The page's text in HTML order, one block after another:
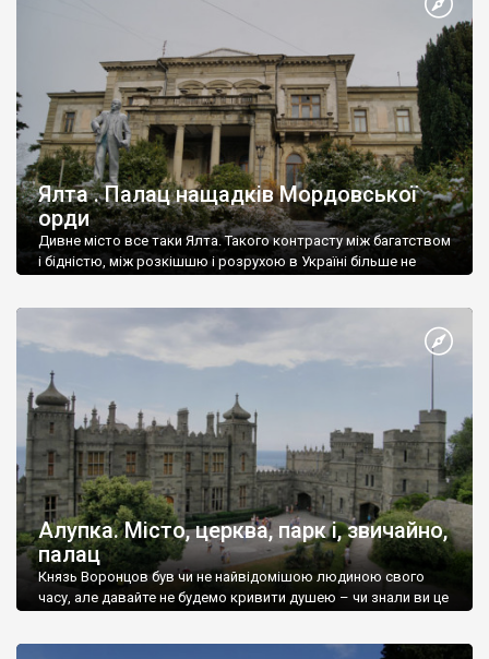
Ялта . Палац нащадків Мордовської
орди
Дивне місто все таки Ялта. Такого контрасту між багатством
і бідністю, між розкішшю і розрухою в Україні більше не
Алупка. Місто, церква, парк і, звичайно,
палац
Князь Воронцов був чи не найвідомішою людиною свого
часу, але давайте не будемо кривити душею – чи знали ви це